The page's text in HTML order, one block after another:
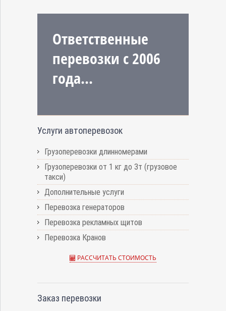
Ответственные
перевозки с 2006
года...
Услуги автоперевозок
Грузоперевозки длинномерами
Грузоперевозки от 1 кг до 3т (грузовое
такси)
Дополнительные услуги
Перевозка генераторов
Перевозка рекламных щитов
Перевозка Кранов
РАССЧИТАТЬ СТОИМОСТЬ
Заказ перевозки